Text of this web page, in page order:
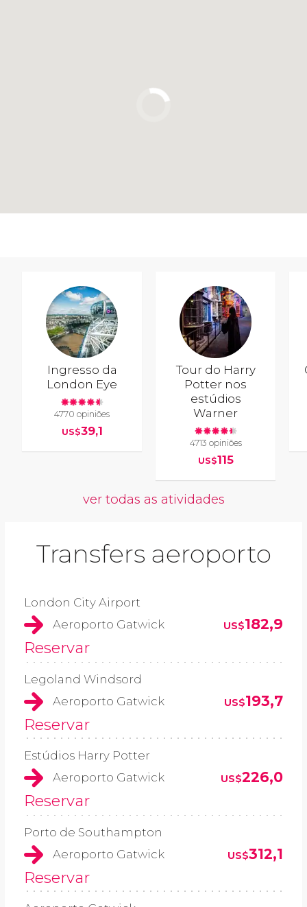
Ingresso da
London Eye
4770 opiniões
US$39,1
Tour do Harry
Potter nos
estúdios
Warner
4713 opiniões
US$115
ver todas as atividades
Transfers aeroporto
London City Airport
Aeroporto Gatwick
US$182,9
Reservar
Legoland Windsord
Aeroporto Gatwick
US$193,7
Reservar
Estúdios Harry Potter
Aeroporto Gatwick
US$226,0
Reservar
Porto de Southampton
Aeroporto Gatwick
US$312,1
Reservar